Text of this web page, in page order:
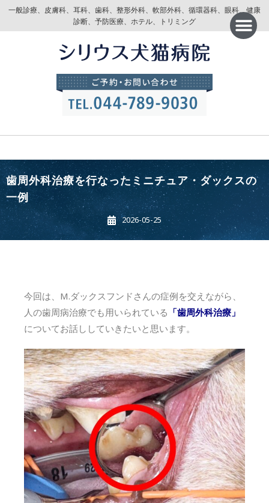
一般診療、皮膚科、耳科、歯科、整形外科、軟部外科、循環器科、眼科、健康
診断、予防医療、ホテル、トリミング
歯周外科治療を行なったミニチュア・ダックスの
一例
2026-05-25
今回は、M.ダックスフンドさんの症例を交えながら、
人の歯周病治療でも用いられている 「歯周外科治療」
についてお話ししていきたいと思います。